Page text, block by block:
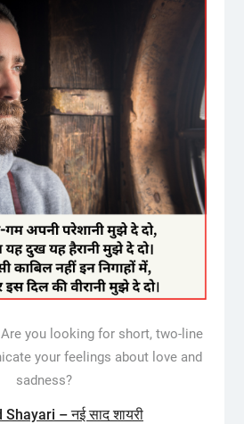
you looking for short, two-line
your feelings about love and
sadness?
– नई साद शायरी